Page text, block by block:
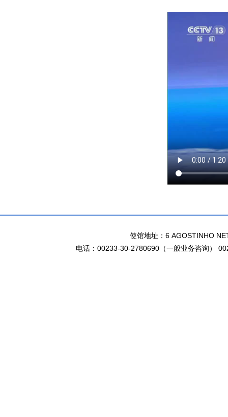
使馆地址：6 AGOSTINHO
电话：00233-30-2780690（一般业务咨询）